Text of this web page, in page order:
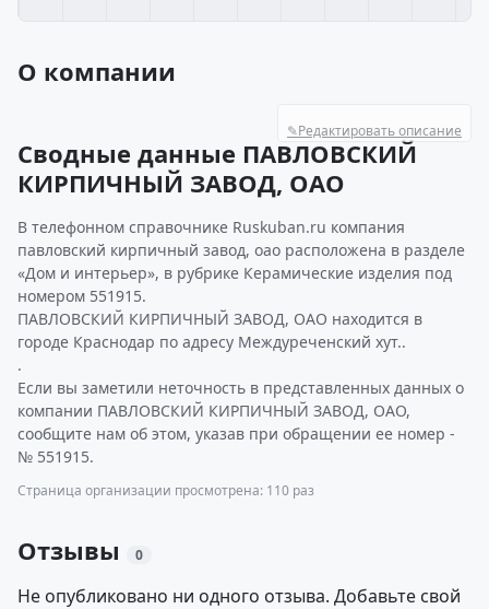
О компании
✎Редактировать описание
Сводные данные ПАВЛОВСКИЙ
КИРПИЧНЫЙ ЗАВОД, ОАО
В телефонном справочнике Ruskuban.ru компания
павловский кирпичный завод, оао расположена в разделе
«Дом и интерьер», в рубрике Керамические изделия под
номером 551915.
ПАВЛОВСКИЙ КИРПИЧНЫЙ ЗАВОД, ОАО находится в
городе Краснодар по адресу Междуреченский хут..
.
Если вы заметили неточность в представленных данных о
компании ПАВЛОВСКИЙ КИРПИЧНЫЙ ЗАВОД, ОАО,
сообщите нам об этом, указав при обращении ее номер -
№ 551915.
Страница организации просмотрена: 110 раз
Отзывы 0
Не опубликовано ни одного отзыва. Добавьте свой